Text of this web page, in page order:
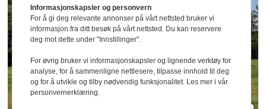
Informasjonskapsler og personvern
For å gi deg relevante annonser på vårt nettsted bruker vi
informasjon fra ditt besøk på vårt nettsted. Du kan reservere
deg mot dette under "Innstillinger".
For øvrig bruker vi informasjonskapsler og lignende verktøy for
analyse, for å sammenligne nettlesere, tilpasse innhold til deg
og for å utvikle og tilby nødvendig funksjonalitet. Les mer i vår
personvernerklæring.